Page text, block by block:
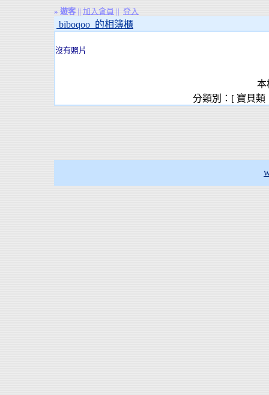
» 遊客 || 加入會員 || 登入
biboqoo 的相簿櫃
沒有照片
本
分類別：[ 寶貝類